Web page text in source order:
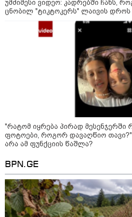
16:14 / 06-
"დღეს
იყო 5,5 საათი და
საათამდე
ირაკლი
კატეგორიის ყველა სიახლე
მკითხველის რჩევით
უმძიმესი ვიდეო: კადრებში ჩანს,
ცნობილ "ტიკტოკერს" ლაივის დროს
მომხდარზე მექსიკის პოლიცია
"რატომ იყრება პირად მესენჯერში
ფოტოები, როგორ დავაღწიო
არა ამ ფუნქციის წაშლა?
BPN.GE